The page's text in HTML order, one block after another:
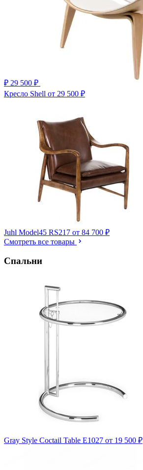
₽ 29 500 ₽
Кресло Shell от 29 500 ₽
Juhl Model45 RS217 от 84 700 ₽
Смотреть все товары
Спальни
Gray Style Coctail Table E1027 от 19 500 ₽